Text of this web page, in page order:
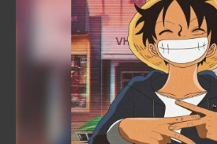
PIECE